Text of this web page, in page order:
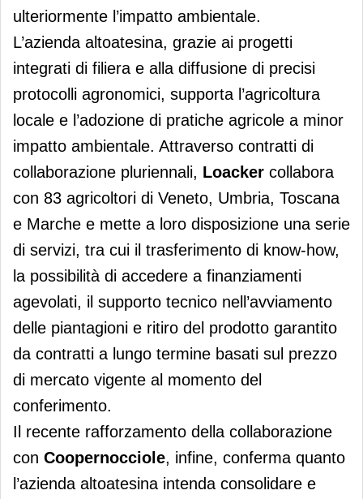
ulteriormente l’impatto ambientale.
L’azienda altoatesina, grazie ai progetti
integrati di filiera e alla diffusione di precisi
protocolli agronomici, supporta l’agricoltura
locale e l’adozione di pratiche agricole a minor
impatto ambientale. Attraverso contratti di
collaborazione pluriennali, Loacker collabora
con 83 agricoltori di Veneto, Umbria, Toscana
e Marche e mette a loro disposizione una serie
di servizi, tra cui il trasferimento di know-how,
la possibilità di accedere a finanziamenti
agevolati, il supporto tecnico nell’avviamento
delle piantagioni e ritiro del prodotto garantito
da contratti a lungo termine basati sul prezzo
di mercato vigente al momento del
conferimento.
Il recente rafforzamento della collaborazione
con Coopernocciole, infine, conferma quanto
l’azienda altoatesina intenda consolidare e